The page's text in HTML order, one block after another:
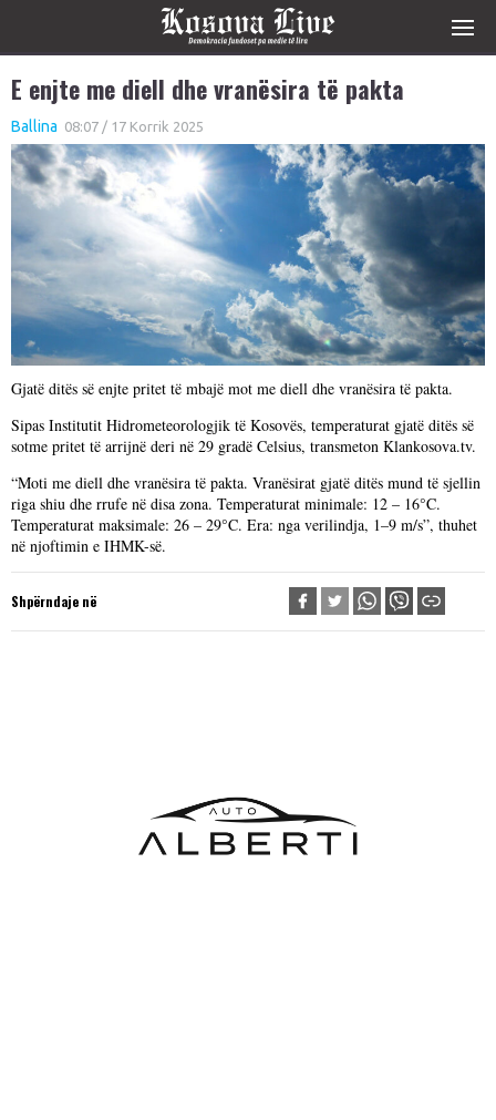
E enjte me diell dhe vranësira të pakta
Ballina 08:07 / 17 Korrik 2025
Gjatë ditës së enjte pritet të mbajë mot me diell dhe vranësira të pakta.
Sipas Institutit Hidrometeorologjik të Kosovës, temperaturat gjatë ditës së
sotme pritet të arrijnë deri në 29 gradë Celsius, transmeton Klankosova.tv.
“Moti me diell dhe vranësira të pakta. Vranësirat gjatë ditës mund të sjellin
riga shiu dhe rrufe në disa zona. Temperaturat minimale: 12 – 16°C.
Temperaturat maksimale: 26 – 29°C. Era: nga verilindja, 1–9 m/s”, thuhet
në njoftimin e IHMK-së.
Shpërndaje në